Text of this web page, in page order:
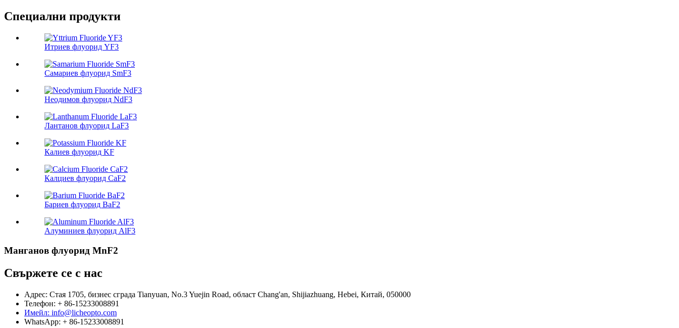
Специални продукти
Итриев флуорид YF3
Самариев флуорид SmF3
Неодимов флуорид NdF3
Лантанов флуорид LaF3
Калиев флуорид KF
Калциев флуорид CaF2
Бариев флуорид BaF2
Алуминиев флуорид AlF3
Манганов флуорид MnF2
Свържете се с нас
Адрес: Стая 1705, бизнес сграда Tianyuan, No.3 Yuejin Road, област Chang'an, Shijiazhuang, Hebei, Китай, 050000
Телефон: + 86-15233008891
Имейл: info@licheopto.com
WhatsApp: + 86-15233008891